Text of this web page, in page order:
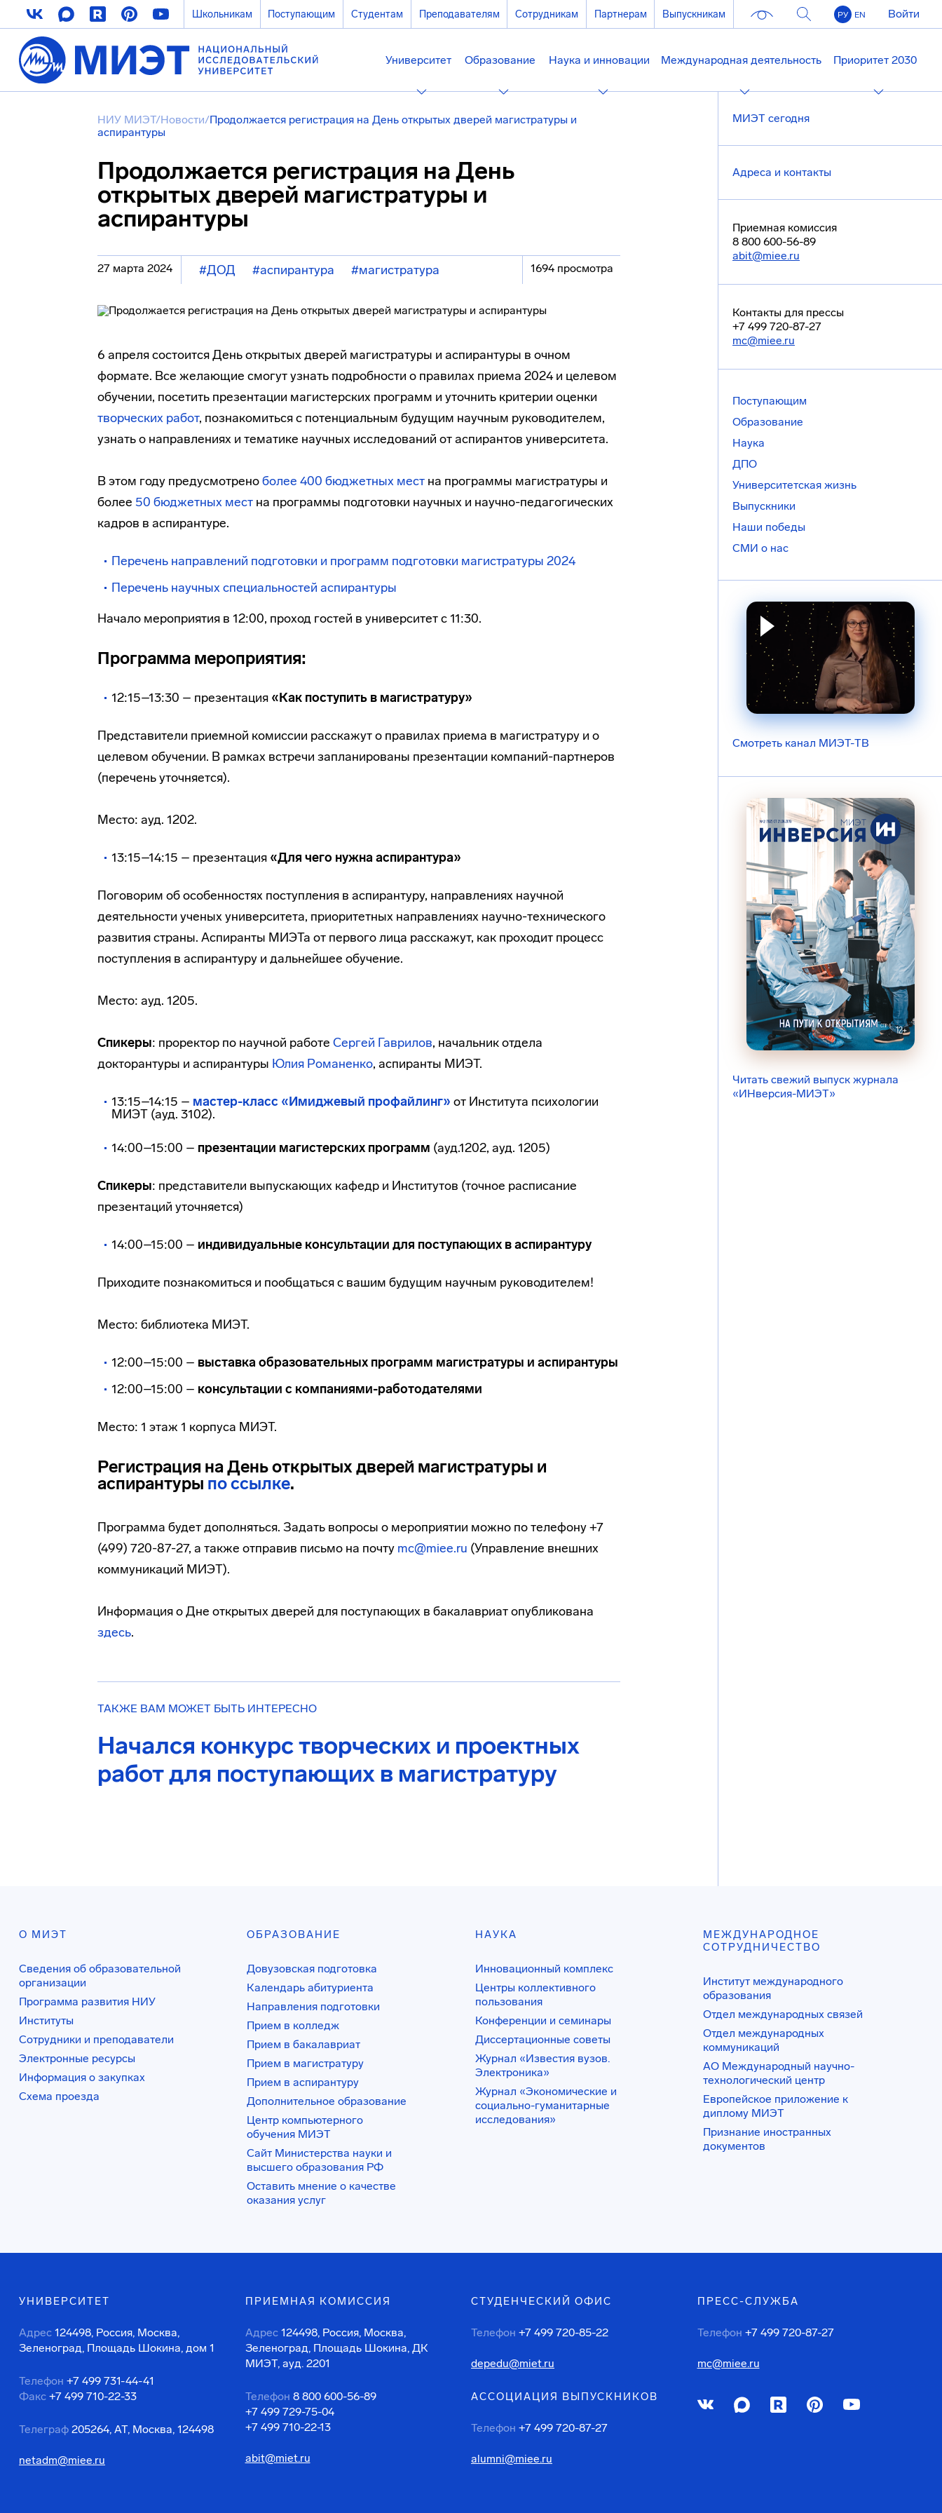
Школьникам Поступающим Студентам Преподавателям Сотрудникам Партнерам Выпускникам РУ EN Войти
Университет Образование Наука и инновации Международная деятельность Приоритет 2030
НИУ МИЭТ/Новости/Продолжается регистрация на День открытых дверей магистратуры и
аспирантуры
Продолжается регистрация на День
открытых дверей магистратуры и
аспирантуры
27 марта 2024 #ДОД #аспирантура #магистратура 1694 просмотра
6 апреля состоится День открытых дверей магистратуры и аспирантуры в очном
формате. Все желающие смогут узнать подробности о правилах приема 2024 и целевом
обучении, посетить презентации магистерских программ и уточнить критерии оценки
творческих работ, познакомиться с потенциальным будущим научным руководителем,
узнать о направлениях и тематике научных исследований от аспирантов университета.
В этом году предусмотреноболее 400 бюджетных мест на программы магистратуры и
более 50 бюджетных мест на программы подготовки научных и научно-педагогических
кадров в аспирантуре.
Перечень направлений подготовки и программ подготовки магистратуры 2024
Перечень научных специальностей аспирантуры
Начало мероприятия в 12:00, проход гостей в университет с 11:30.
Программа мероприятия:
12:15–13:30 – презентация «Как поступить в магистратуру»
Представители приемной комиссии расскажут о правилах приема в магистратуру и о
целевом обучении. В рамках встречи запланированы презентации компаний-партнеров
(перечень уточняется).
Место: ауд. 1202.
13:15–14:15 – презентация «Для чего нужна аспирантура»
Поговорим об особенностях поступления в аспирантуру, направлениях научной
деятельности ученых университета, приоритетных направлениях научно-технического
развития страны. Аспиранты МИЭТа от первого лица расскажут, как проходит процесс
поступления в аспирантуру и дальнейшее обучение.
Место: ауд. 1205.
Спикеры: проректор по научной работе Сергей Гаврилов, начальник отдела
докторантуры и аспирантуры Юлия Романенко, аспиранты МИЭТ.
13:15–14:15 – мастер-класс «Имиджевый профайлинг» от Института психологии
МИЭТ (ауд. 3102).
14:00–15:00 – презентации магистерских программ (ауд.1202, ауд. 1205)
Спикеры: представители выпускающих кафедр и Институтов (точное расписание
презентаций уточняется)
14:00–15:00 – индивидуальные консультации для поступающих в аспирантуру
Приходите познакомиться и пообщаться с вашим будущим научным руководителем!
Место: библиотека МИЭТ.
12:00–15:00 – выставка образовательных программ магистратуры и аспирантуры
12:00–15:00 – консультации с компаниями-работодателями
Место: 1 этаж 1 корпуса МИЭТ.
Регистрация на День открытых дверей магистратуры и
аспирантуры по ссылке.
Программа будет дополняться. Задать вопросы о мероприятии можно по телефону +7
(499) 720-87-27, а также отправив письмо на почту mc@miee.ru (Управление внешних
коммуникаций МИЭТ).
Информация о Дне открытых дверей для поступающих в бакалавриат опубликована
здесь.
ТАКЖЕ ВАМ МОЖЕТ БЫТЬ ИНТЕРЕСНО
Начался конкурс творческих и проектных
работ для поступающих в магистратуру
МИЭТ сегодня
Адреса и контакты
Приемная комиссия
8 800 600-56-89
abit@miee.ru
Контакты для прессы
+7 499 720-87-27
mc@miee.ru
Поступающим
Образование
Наука
ДПО
Университетская жизнь
Выпускники
Наши победы
СМИ о нас
Смотреть канал МИЭТ-ТВ
Читать свежий выпуск журнала
«ИНверсия-МИЭТ»
О МИЭТ
Сведения об образовательной
организации
Программа развития НИУ
Институты
Сотрудники и преподаватели
Электронные ресурсы
Информация о закупках
Схема проезда
ОБРАЗОВАНИЕ
Довузовская подготовка
Календарь абитуриента
Направления подготовки
Прием в колледж
Прием в бакалавриат
Прием в магистратуру
Прием в аспирантуру
Дополнительное образование
Центр компьютерного
обучения МИЭТ
Сайт Министерства науки и
высшего образования РФ
Оставить мнение о качестве
оказания услуг
НАУКА
Инновационный комплекс
Центры коллективного
пользования
Конференции и семинары
Диссертационные советы
Журнал «Известия вузов.
Электроника»
Журнал «Экономические и
социально-гуманитарные
исследования»
МЕЖДУНАРОДНОЕ
СОТРУДНИЧЕСТВО
Институт международного
образования
Отдел международных связей
Отдел международных
коммуникаций
АО Международный научно-
технологический центр
Европейское приложение к
диплому МИЭТ
Признание иностранных
документов
УНИВЕРСИТЕТ
Адрес 124498, Россия, Москва,
Зеленоград, Площадь Шокина, дом 1
Телефон +7 499 731-44-41
Факс +7 499 710-22-33
Телеграф 205264, АТ, Москва, 124498
netadm@miee.ru
ПРИЕМНАЯ КОМИССИЯ
Адрес 124498, Россия, Москва,
Зеленоград, Площадь Шокина, ДК
МИЭТ, ауд. 2201
Телефон 8 800 600-56-89
+7 499 729-75-04
+7 499 710-22-13
abit@miet.ru
СТУДЕНЧЕСКИЙ ОФИС
Телефон +7 499 720-85-22
depedu@miet.ru
АССОЦИАЦИЯ ВЫПУСКНИКОВ
Телефон +7 499 720-87-27
alumni@miee.ru
ПРЕСС-СЛУЖБА
Телефон +7 499 720-87-27
mc@miee.ru